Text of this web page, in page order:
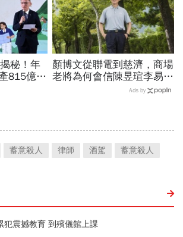
秘！年
815億…
顏博文從聯電到慈濟，商場
老將為何會信陳昱瑄李易
儒、豪給10億？慈濟發
Ads by
蓄意殺人 律師 酒駕 蓄意殺人
犯震撼教育 到殯儀館上課